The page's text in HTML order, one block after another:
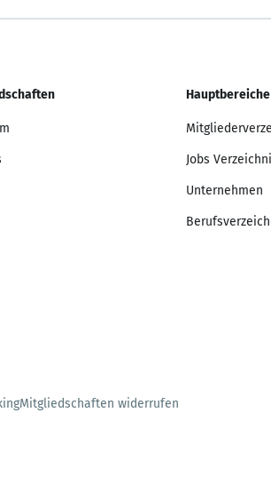
Hauptbereiche
Jobs
Unternehmen
Mitgliedschaften widerrufen